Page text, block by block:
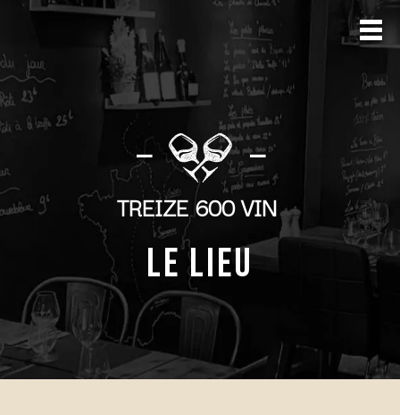
— —
TREIZE 600 VIN
LE LIEU